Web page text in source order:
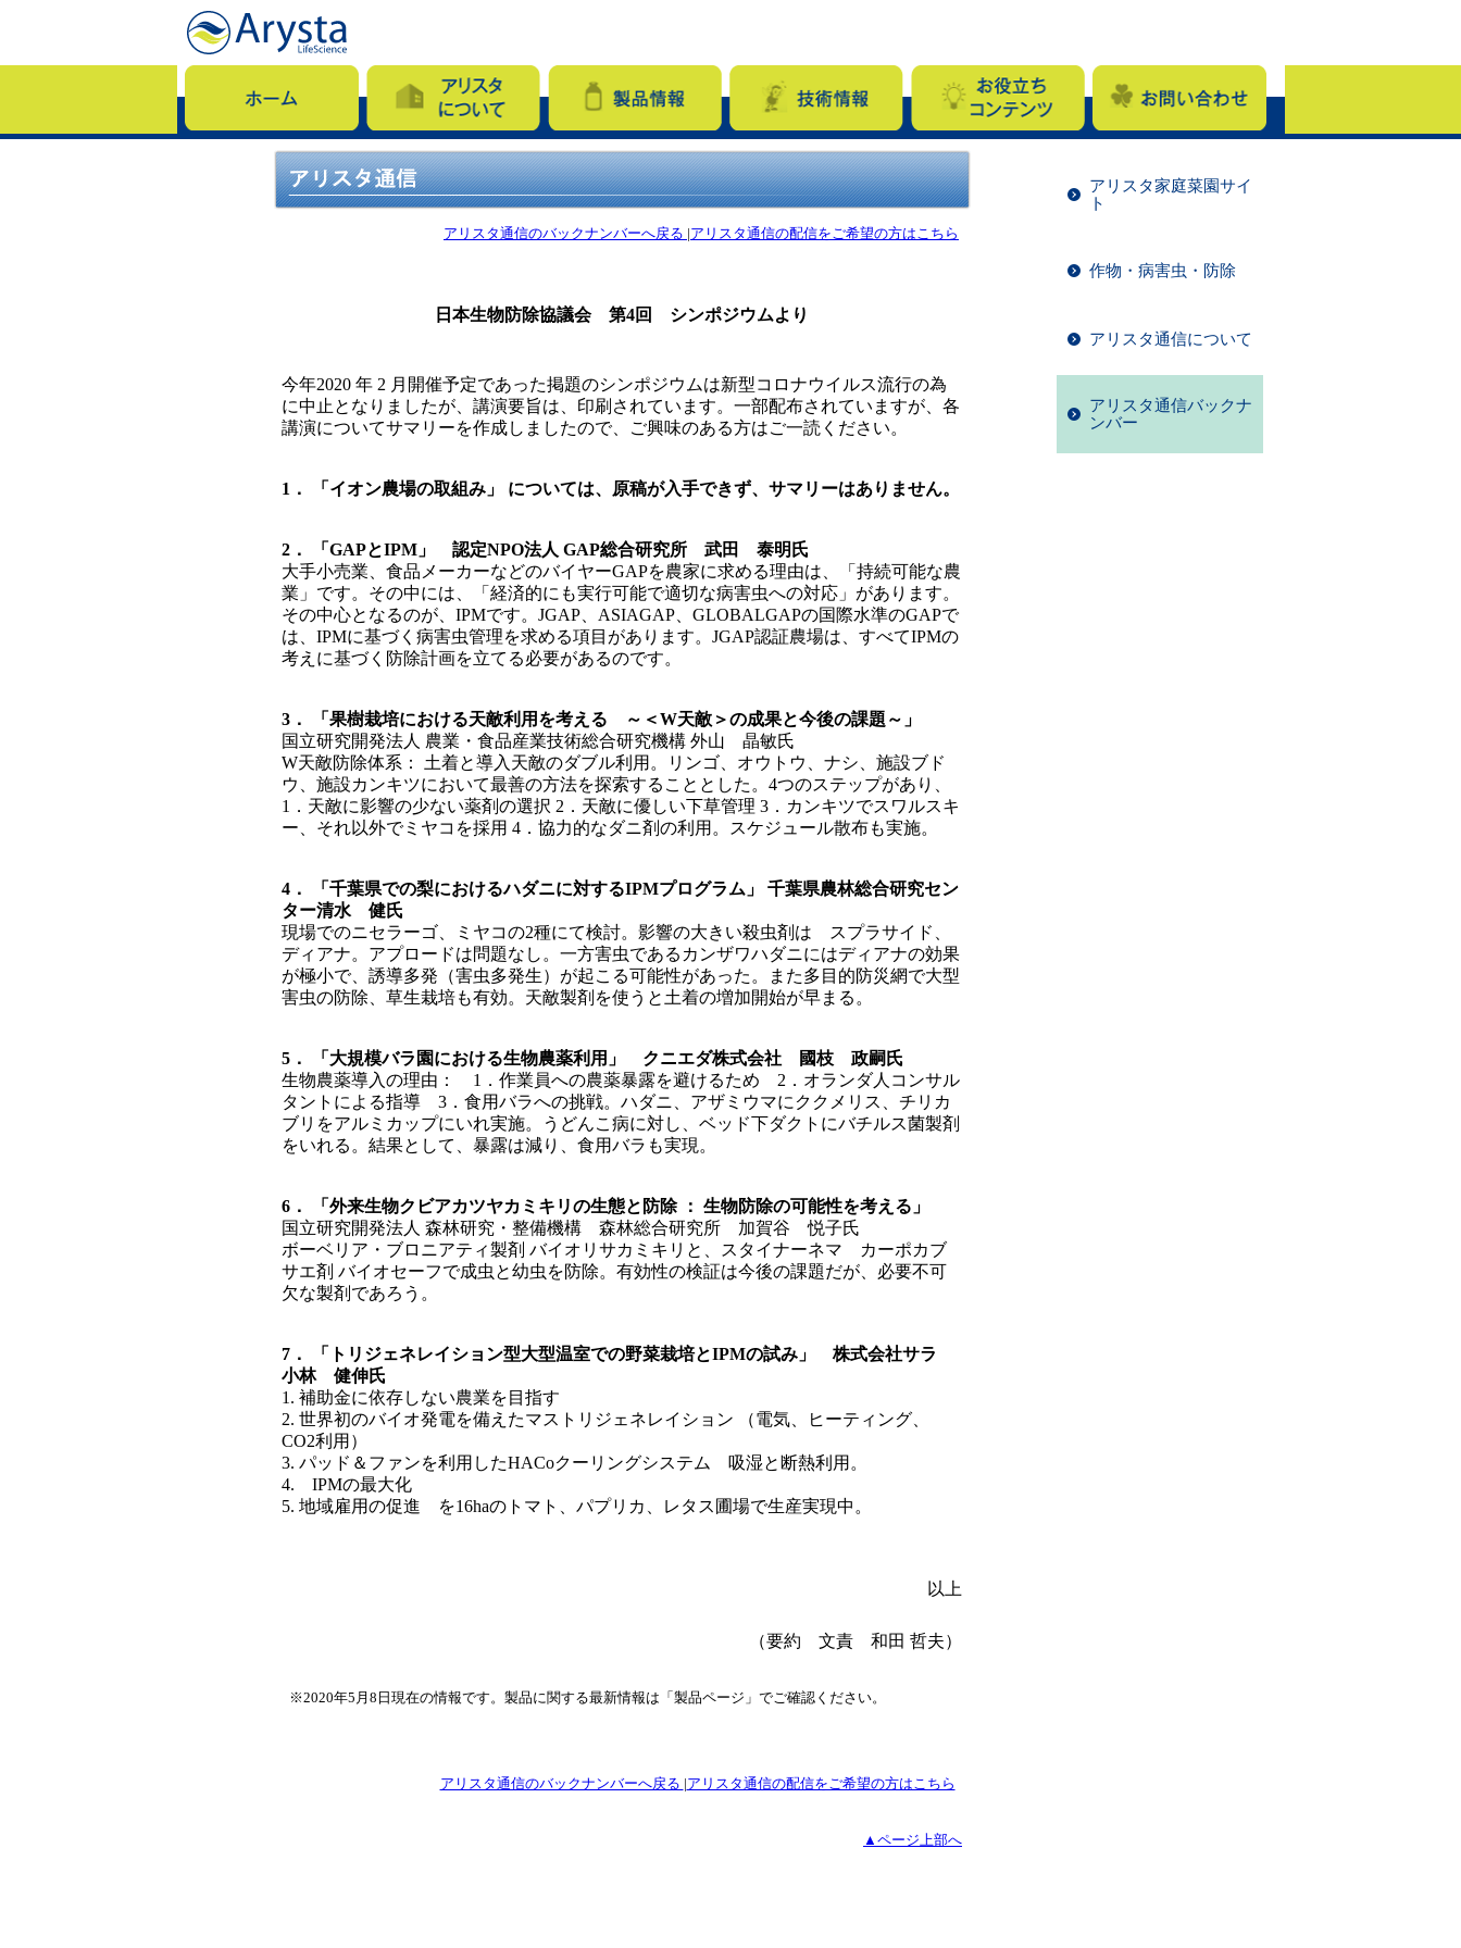
アリスタ通信のバックナンバーへ戻る |アリスタ通信の配信をご希望の方はこちら
日本生物防除協議会 第4回 シンポジウムより
今年2020 年 2 月開催予定であった掲題のシンポジウムは新型コロナウイルス流行の為
に中止となりましたが、講演要旨は、印刷されています。一部配布されていますが、各
講演についてサマリーを作成しましたので、ご興味のある方はご一読ください。
1． 「イオン農場の取組み」 については、原稿が入手できず、サマリーはありません。
2． 「GAPとIPM」 認定NPO法人 GAP総合研究所 武田 泰明氏
大手小売業、食品メーカーなどのバイヤーGAPを農家に求める理由は、「持続可能な農
業」です。その中には、「経済的にも実行可能で適切な病害虫への対応」があります。
その中心となるのが、IPMです。JGAP、ASIAGAP、GLOBALGAPの国際水準のGAPで
は、IPMに基づく病害虫管理を求める項目があります。JGAP認証農場は、すべてIPMの
考えに基づく防除計画を立てる必要があるのです。
3． 「果樹栽培における天敵利用を考える ～＜W天敵＞の成果と今後の課題～」
国立研究開発法人 農業・食品産業技術総合研究機構 外山 晶敏氏
W天敵防除体系： 土着と導入天敵のダブル利用。リンゴ、オウトウ、ナシ、施設ブド
ウ、施設カンキツにおいて最善の方法を探索することとした。4つのステップがあり、
1．天敵に影響の少ない薬剤の選択 2．天敵に優しい下草管理 3．カンキツでスワルスキ
ー、それ以外でミヤコを採用 4．協力的なダニ剤の利用。スケジュール散布も実施。
4． 「千葉県での梨におけるハダニに対するIPMプログラム」 千葉県農林総合研究セン
ター清水 健氏
現場でのニセラーゴ、ミヤコの2種にて検討。影響の大きい殺虫剤は スプラサイド、
ディアナ。アプロードは問題なし。一方害虫であるカンザワハダニにはディアナの効果
が極小で、誘導多発（害虫多発生）が起こる可能性があった。また多目的防災網で大型
害虫の防除、草生栽培も有効。天敵製剤を使うと土着の増加開始が早まる。
5． 「大規模バラ園における生物農薬利用」 クニエダ株式会社 國枝 政嗣氏
生物農薬導入の理由： 1．作業員への農薬暴露を避けるため 2．オランダ人コンサル
タントによる指導 3．食用バラへの挑戦。ハダニ、アザミウマにククメリス、チリカ
ブリをアルミカップにいれ実施。うどんこ病に対し、ベッド下ダクトにバチルス菌製剤
をいれる。結果として、暴露は減り、食用バラも実現。
6． 「外来生物クビアカツヤカミキリの生態と防除 ： 生物防除の可能性を考える」
国立研究開発法人 森林研究・整備機構 森林総合研究所 加賀谷 悦子氏
ボーベリア・ブロニアティ製剤 バイオリサカミキリと、スタイナーネマ カーポカブ
サエ剤 バイオセーフで成虫と幼虫を防除。有効性の検証は今後の課題だが、必要不可
欠な製剤であろう。
7． 「トリジェネレイション型大型温室での野菜栽培とIPMの試み」 株式会社サラ
小林 健伸氏
1. 補助金に依存しない農業を目指す
2. 世界初のバイオ発電を備えたマストリジェネレイション （電気、ヒーティング、
CO2利用）
3. パッド＆ファンを利用したHACoクーリングシステム 吸湿と断熱利用。
4. IPMの最大化
5. 地域雇用の促進 を16haのトマト、パプリカ、レタス圃場で生産実現中。
以上
（要約 文責 和田 哲夫）
※2020年5月8日現在の情報です。製品に関する最新情報は「製品ページ」でご確認ください。
アリスタ通信のバックナンバーへ戻る |アリスタ通信の配信をご希望の方はこちら
▲ページ上部へ
アリスタ家庭菜園サイ
ト
作物・病害虫・防除
アリスタ通信について
アリスタ通信バックナ
ンバー